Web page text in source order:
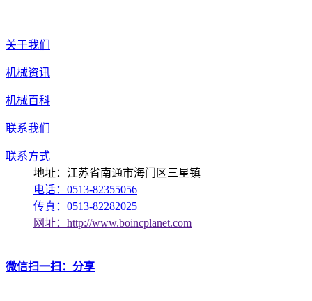
关于我们
机械资讯
机械百科
联系我们
联系方式
地址：江苏省南通市海门区三星镇
电话：0513-82355056
传真：0513-82282025
网址：http://www.boincplanet.com
微信扫一扫：分享